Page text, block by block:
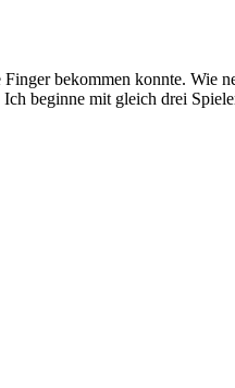
bekommen konnte. Wie
beginne mit gleich drei